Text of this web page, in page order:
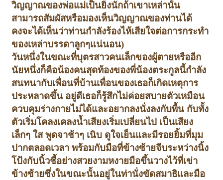
วิญญาณของพ่อแม่เป็นยิ่งนักถ้าเขาเหล่านั้น
สามารถสัมผัสหรือมองเห็นวิญญาณของท่านได้
คงจะได้เห็นว่าท่านกำลังร้องไห้เสียใจต่อการกระทำ
ของเหล่าบรรดาลูกๆแน่นอน)
วันหนึ่งในขณะที่บุตรสาวคนเล็กของผู้ตายหรืออีก
นัยหนึ่งก็คือน้องคนสุดท้องของพี่น้องตระกูลนี้กำลัง
สนทนากับเพื่อนที่บ้านเพื่อนของเธอก็เกิดเหตุการ
ประหลาดขึ้น อยู่ดีเธอก็รู้สึกไม่ค่อยสบายตัวเหมือน
ควบคุมร่างกายไม่ได้และอยากลงนั่งลงกับพื้น กับทั้ง
ตัวเริ่มโคลงเคลงน้ำเสียงเริ่มเปลี่ยนไป เป็นเสียง
เล็กๆ ใส พูดจาช้าๆ เนิบ ดูใจเย็นและมีรอยยิ้มที่มุม
ปากตลอดเวลา พร้อมกับมือที่ข้างซ้ายจีบระหว่างนิ้ง
โป้งกับนิ้วชี้อย่างสวยงามหงายมือขึ้นวางไว้ที่เข่า
ข้างซ้ายซึ่งในขณะนั้นอยู่ในท่านั่งขัดสมาธิและมือ